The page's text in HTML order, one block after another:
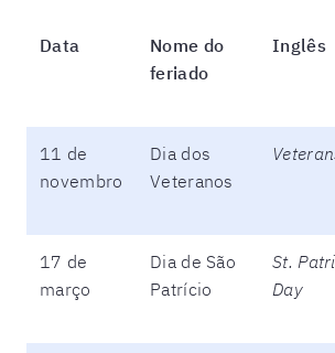
Data
Nome do
feriado
Inglês
11 de
novembro
Dia dos
Veteranos
17 de
março
Dia de São
Patrício
St.
Day